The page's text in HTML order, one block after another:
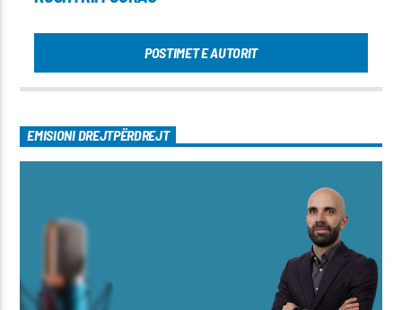
POSTIMET E AUTORIT
EMISIONI DREJTPËRDREJT